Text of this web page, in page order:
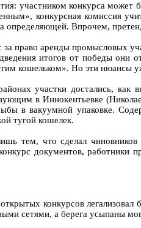
участником конкурса
конкурсная комиссия
Впрочем,
за право аренды промысловых
итогов от победы они
кошельком». Но эти нюансы
участки достались,
в Иннокентьевке
в вакуумной упаковке.
тугой кошелек.
тем, что сделал
документов, работники
конкурсов
сетями, а берега усыпаны